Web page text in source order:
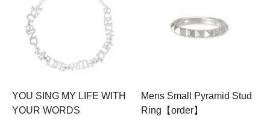
YOU SING MY LIFE WITH
YOUR WORDS
Mens Small Pyramid Stud
Ring【order】